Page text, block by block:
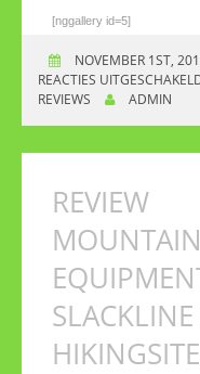
[nggallery id=5]
NOVEMBER 1ST,
REACTIES
REVIEWS ADMIN
REVIEW
MOUNTAIN